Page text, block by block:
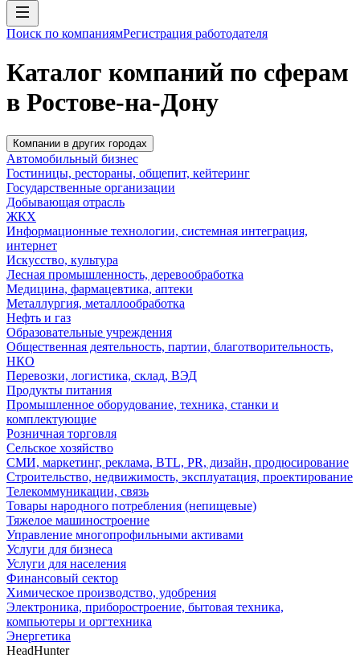
Поиск по компаниямРегистрация работодателя
Каталог компаний по сферам
в Ростове-на-Дону
Компании в других городах
Автомобильный бизнес
Гостиницы, рестораны, общепит, кейтеринг
Государственные организации
Добывающая отрасль
ЖКХ
Информационные технологии, системная интеграция,
интернет
Искусство, культура
Лесная промышленность, деревообработка
Медицина, фармацевтика, аптеки
Металлургия, металлообработка
Нефть и газ
Образовательные учреждения
Общественная деятельность, партии, благотворительность,
НКО
Перевозки, логистика, склад, ВЭД
Продукты питания
Промышленное оборудование, техника, станки и
комплектующие
Розничная торговля
Сельское хозяйство
СМИ, маркетинг, реклама, BTL, PR, дизайн, продюсирование
Строительство, недвижимость, эксплуатация, проектирование
Телекоммуникации, связь
Товары народного потребления (непищевые)
Тяжелое машиностроение
Управление многопрофильными активами
Услуги для бизнеса
Услуги для населения
Финансовый сектор
Химическое производство, удобрения
Электроника, приборостроение, бытовая техника,
компьютеры и оргтехника
Энергетика
HeadHunter